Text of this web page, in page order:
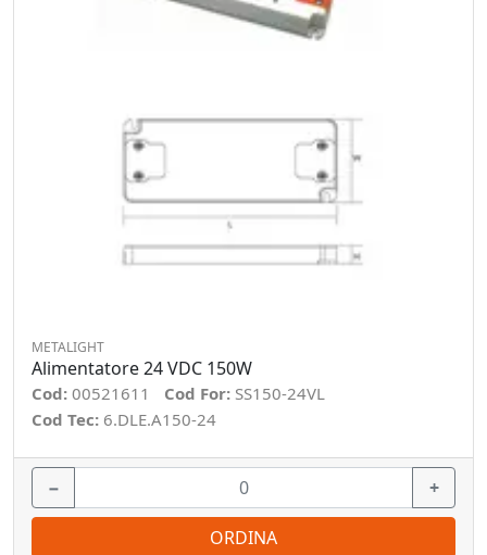
METALIGHT
Alimentatore 24 VDC 150W
Cod: 00521611 Cod For: SS150-24VL
Cod Tec: 6.DLE.A150-24
− +
ORDINA